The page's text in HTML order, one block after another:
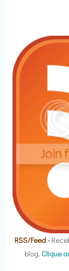
RSS/Feed-
blog. Clique